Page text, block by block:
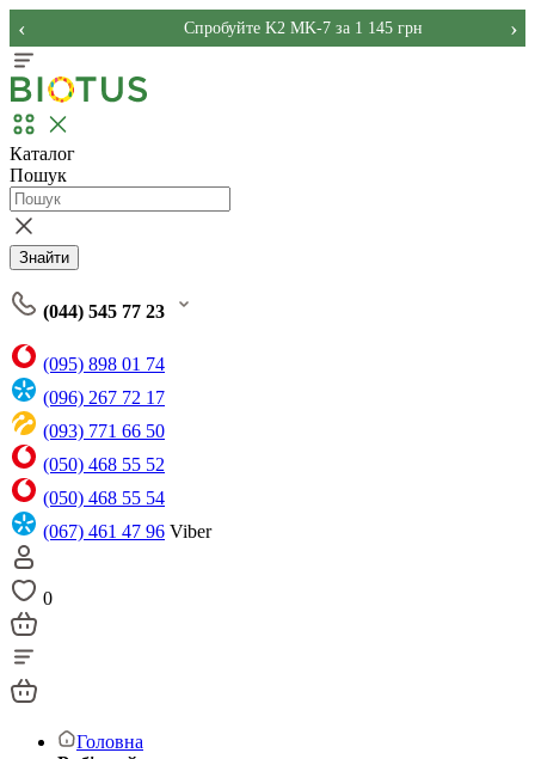
Спробуйте K2 MK-7 за 1 145 грн
‹ ›
Каталог
Пошук
Знайти
(044) 545 77 23
(095) 898 01 74
(096) 267 72 17
(093) 771 66 50
(050) 468 55 52
(050) 468 55 54
(067) 461 47 96 Viber
0
Головна